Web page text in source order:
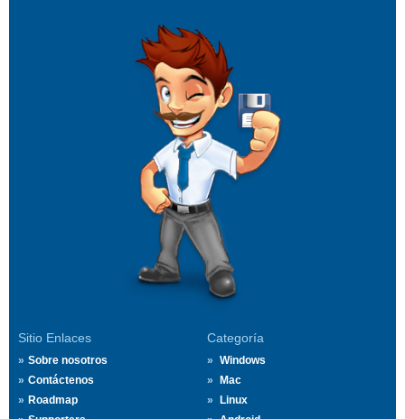
Sitio Enlaces
Sobre nosotros
Contáctenos
Roadmap
Categoría
Windows
Mac
Linux